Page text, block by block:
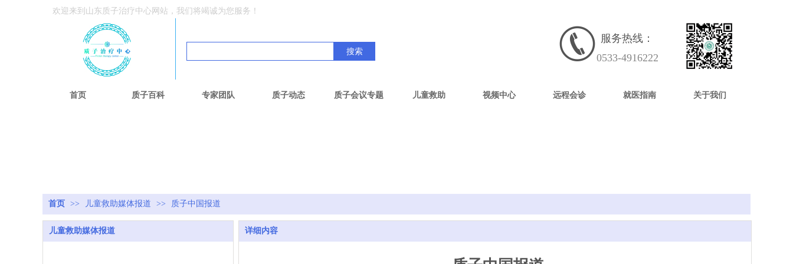
欢迎来到山东质子治疗中心网站，我们将竭诚为您服务！
服务热线：
0533-4916222
搜索
首页 质子百科 专家团队 质子动态 质子会议专题 儿童救助 视频中心 远程会诊 就医指南 关于我们
首页 >> 儿童救助媒体报道 >> 质子中国报道
儿童救助媒体报道 详细内容